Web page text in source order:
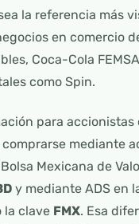
la referencia más
en comercio
Coca-Cola
como Spin.
para accionistas
mediante
Mexicana de
y mediante ADS en
la clave FMX. Esa